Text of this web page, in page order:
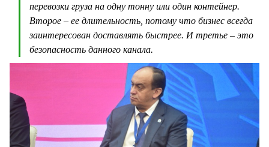
перевозки груза на одну тонну или один контейнер.
Второе – ее длительность, потому что бизнес всегда
заинтересован доставлять быстрее. И третье – это
безопасность данного канала.